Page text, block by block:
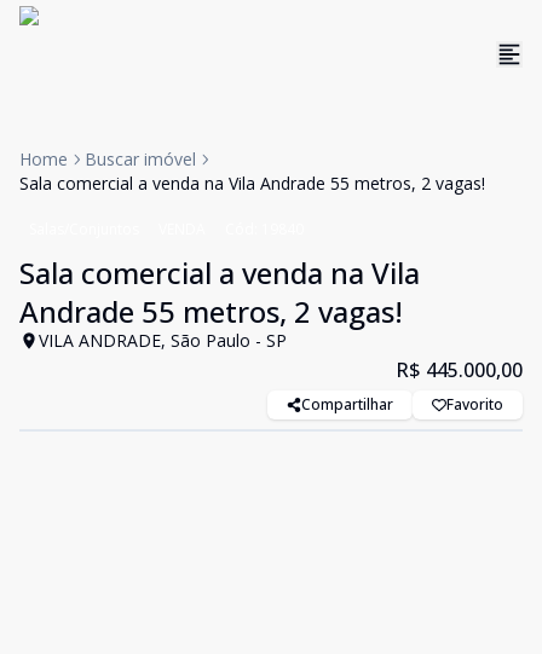
Home
Buscar imóvel
Sala comercial a venda na Vila Andrade 55 metros, 2 vagas!
Sala comercial a venda na Vila
Andrade 55 metros, 2 vagas!
VILA ANDRADE, São Paulo - SP
R$ 445.000,00
Compartilhar Favorito